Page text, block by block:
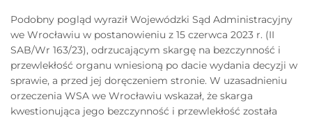
Podobny pogląd wyraził Wojewódzki Sąd Administracyjny
we Wrocławiu w postanowieniu z 15 czerwca 2023 r. (II
SAB/Wr 163/23), odrzucającym skargę na bezczynność i
przewlekłość organu wniesioną po dacie wydania decyzji w
sprawie, a przed jej doręczeniem stronie. W uzasadnieniu
orzeczenia WSA we Wrocławiu wskazał, że skarga
kwestionująca jego bezczynność i przewlekłość została